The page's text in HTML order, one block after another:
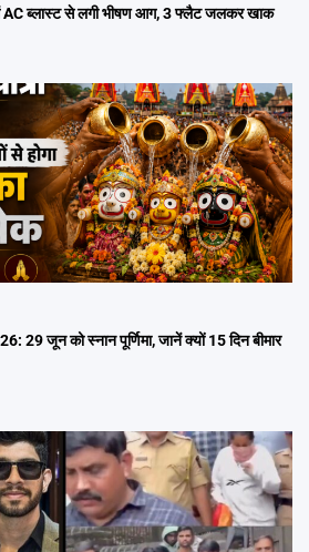
ब्लास्ट से लगी भीषण आग, 3 फ्लैट जलकर खाक
जून को स्नान पूर्णिमा, जानें क्यों 15 दिन बीमार